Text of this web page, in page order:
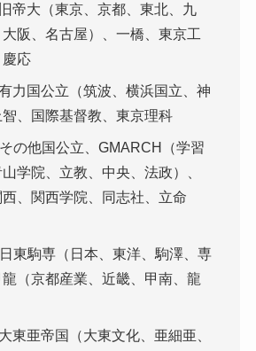
帝大（東京、京都、東北、九
阪、名古屋）、一橋、東京工
応
力国公立（筑波、横浜国立、神
智、国際基督教、東京理科
その他国公立、GMARCH（学習
学院、立教、中央、法政）、
、関西学院、同志社、立命
日東駒専（日本、東洋、駒澤、専
（京都産業、近畿、甲南、龍
東亜帝国（大東文化、亜細亜、